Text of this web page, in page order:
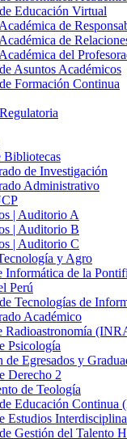
Educación Virtual
de
de
del
Asuntos Académicos
Formación Continua
Bibliotecas
de Investigación
Administrativo
| Auditorio A
| Auditorio B
| Auditorio C
y Agro
Informática de la
Perú
Tecnologías de
Académico
Radioastronomía
Psicología
de Egresados y
Derecho 2
de Teología
Educación Continua
Estudios
Gestión del Talento